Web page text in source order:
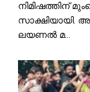
നിമിഷത്തിന്
സാക്ഷിയായി.
ലയണൽ മ...